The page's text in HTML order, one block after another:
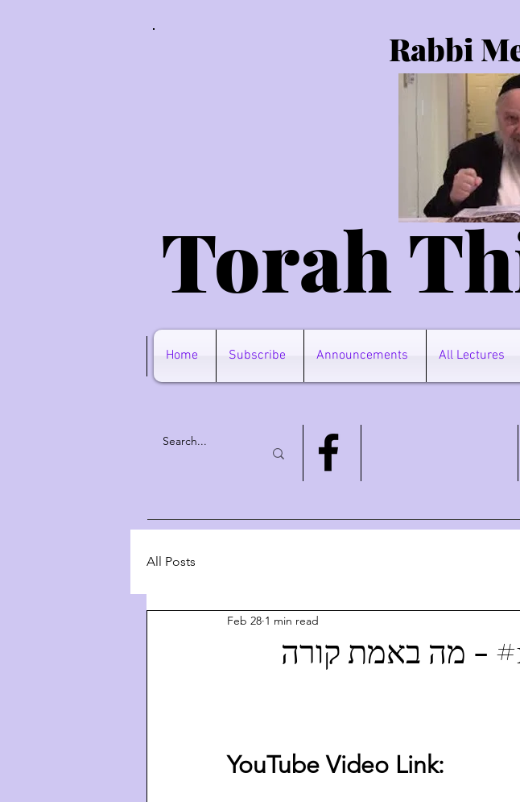
Rabbi
Torah
Home Subscribe Announcements All Lectures
All Posts
שיעור השקפה שבועי #139 - מה באמת קורה
Feb 28 1 min read
YouTube Video Link: